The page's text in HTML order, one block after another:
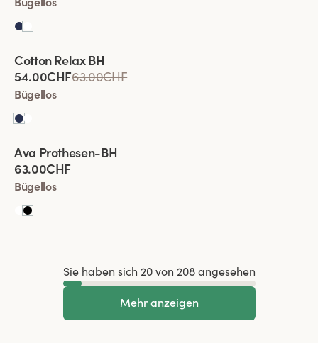
Cotton Relax BH
54.00CHF63.00CHF
Bügellos
Neue Farbe
Ava Prothesen-BH
63.00CHF
Bügellos
Sie haben sich 20 von 208 angesehen
Mehr anzeigen